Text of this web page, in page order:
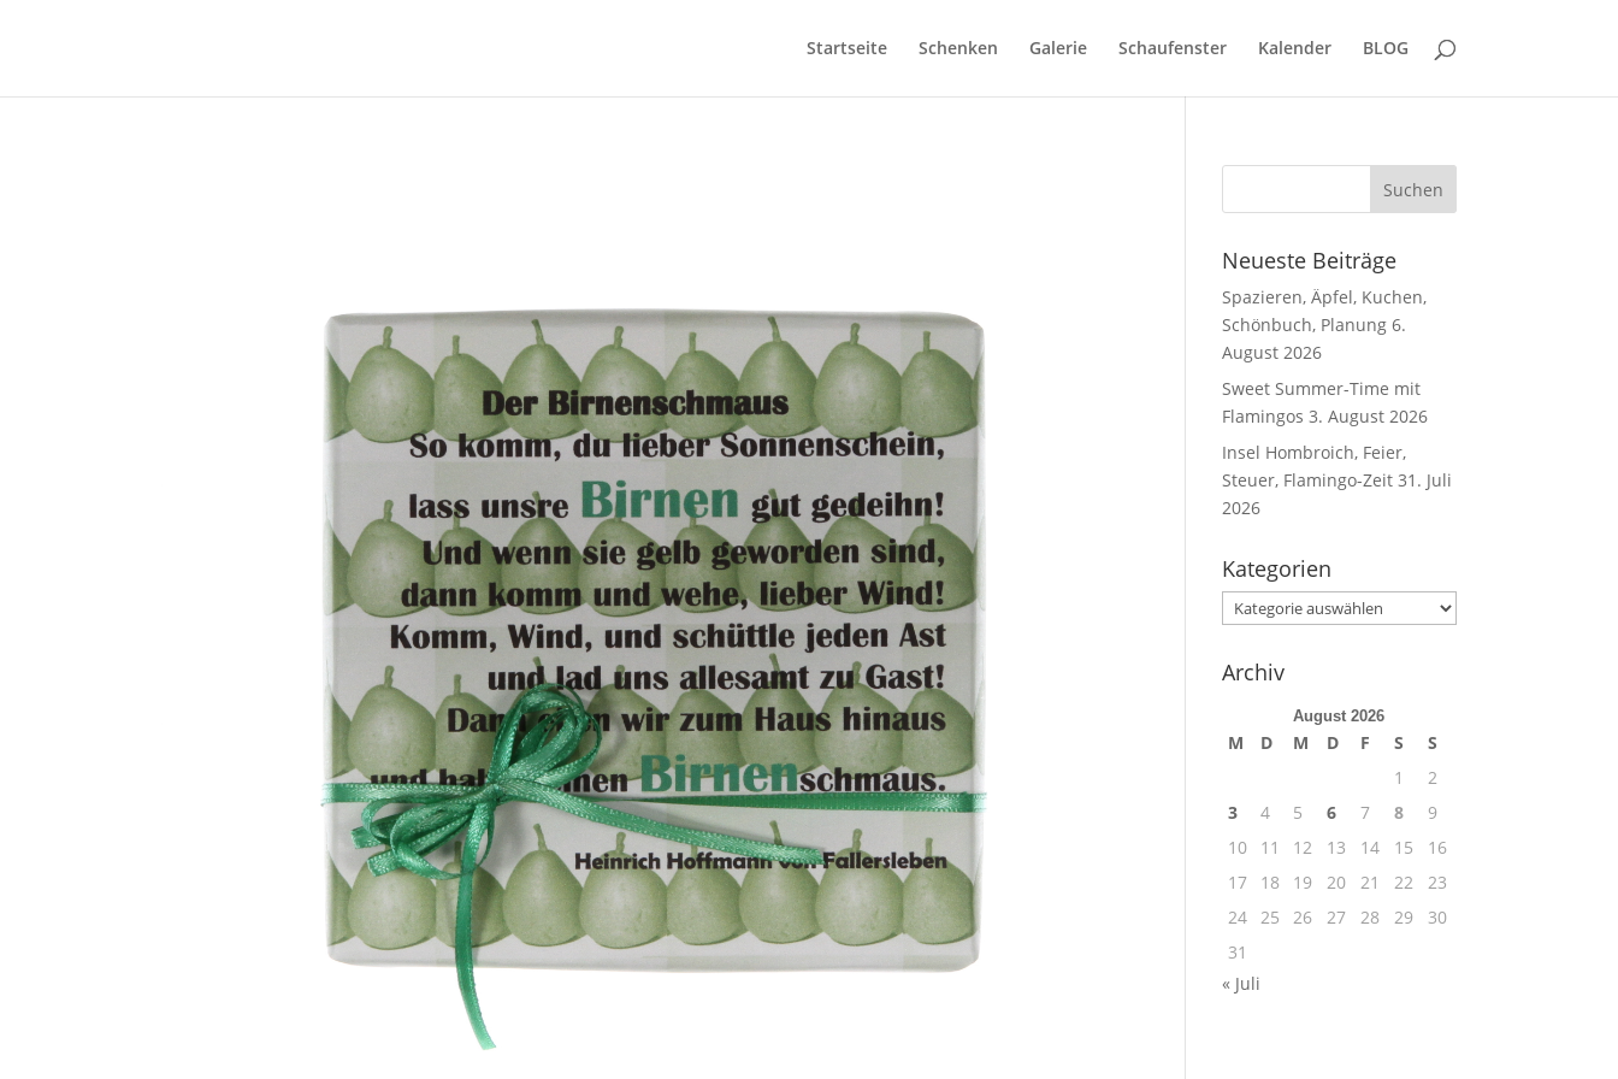
Startseite Schenken Galerie Schaufenster Kalender BLOG
Neueste Beiträge
Spazieren, Äpfel, Kuchen,
Schönbuch, Planung 6.
August 2026
Sweet Summer-Time mit
Flamingos 3. August 2026
Insel Hombroich, Feier,
Steuer, Flamingo-Zeit 31. Juli
2026
Kategorien
Kategorien
Archiv
August 2026
M D M D F S
S
1
2
3
4 5 6 7 8
9
10
11 12 13 14 15
16
17
18 19 20 21 22
23
24 25 26 27 28 29
30
31
« Juli